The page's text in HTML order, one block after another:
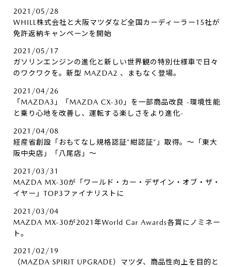
2021/05/28
WHILL株式会社と大阪マツダなど全国カーディーラー15社が
免許返納キャンペーンを開始
2021/05/17
ガソリンエンジンの進化と新しい世界観の特別仕様車で日々
のワクワクを。新型 MAZDA2 、まもなく登場。
2021/04/26
「MAZDA3」「MAZDA CX-30」を一部商品改良 -環境性能
と乗り心地を改善し、運転する楽しさをより進化-
2021/04/08
経産省創設「おもてなし規格認証”紺認証”」取得。～「東大
阪中央店」「八尾店」～
2021/03/31
MAZDA MX-30が「ワールド・カー・デザイン・オブ・ザ・
イヤー」TOP3ファイナリストに
2021/03/04
MAZDA MX-30が2021年World Car Awards各賞にノミネー
ト。
2021/02/19
（MAZDA SPIRIT UPGRADE）マツダ、商品性向上を目的と